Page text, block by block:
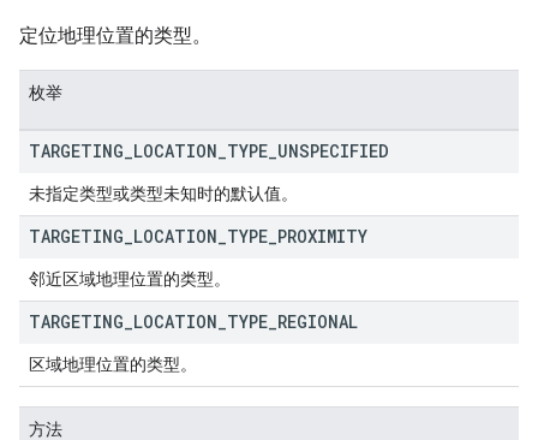
定位地理位置的类型。
枚举
TARGETING LOCATION TYPE UNSPECIFIED
未指定类型或类型未知时的默认值。
TARGETING LOCATION TYPE PROXIMITY
邻近区域地理位置的类型。
TARGETING LOCATION TYPE REGIONAL
区域地理位置的类型。
方法